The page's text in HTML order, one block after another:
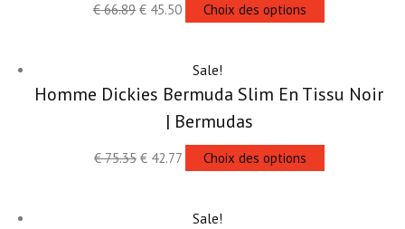
€66.89 € 45.50 Choix des options
Sale!
Homme Dickies Bermuda Slim En Tissu Noir
| Bermudas
€75.35 €42.77 Choix des options
Sale!